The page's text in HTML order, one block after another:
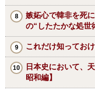
嫉妬心で韓非を死
の“したたかな処世
これだけ知ってお
日本史において、
昭和編】